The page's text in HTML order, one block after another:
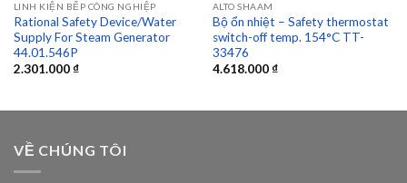
LINH KIỆN BẾP CÔNG NGHIỆP
Rational Safety Device/Water
Supply For Steam Generator
44.01.546P
2.301.000₫
ALTO SHAAM
Bộ ổn nhiệt – Safety thermostat
switch-off temp. 154°C TT-
33476
4.618.000₫
VỀ CHÚNG TÔI